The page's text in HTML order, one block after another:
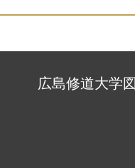
広島修道大学